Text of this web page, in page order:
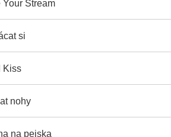
Your Stream
si
Kiss
nohy
na pejska